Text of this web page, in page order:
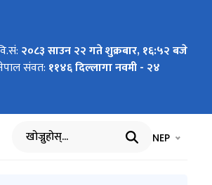
२०८३ साउन २२ गते शुक्रबार, १६:५२ बजे
संवत: ११४६ दिल्लागा नवमी - २४
खोज्नुहोस् भाषा चयन
NEP